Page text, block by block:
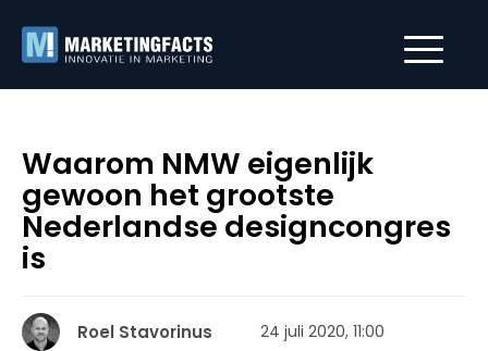
Waarom NMW eigenlijk
gewoon het grootste
Nederlandse designcongres
is
Roel Stavorinus 24 juli 2020, 11:00